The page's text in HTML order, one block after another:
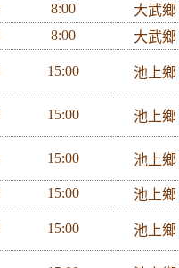
8:00
大武鄉
8:00 大武鄉
15:00 池上鄉
15:00 池上鄉
15:00 池上鄉
15:00 池上鄉
15:00 池上鄉